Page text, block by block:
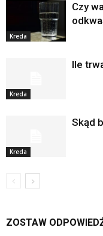
Kreda
Czy
Kreda
Ile
Kreda
Skąd
ZOSTAW